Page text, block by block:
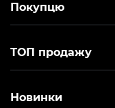
Покупцю
ТОП продажу
Новинки